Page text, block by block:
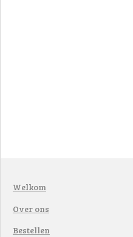
Welkom
Over ons
Bestellen